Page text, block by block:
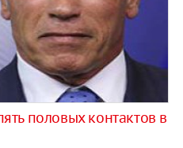
половых контактов в